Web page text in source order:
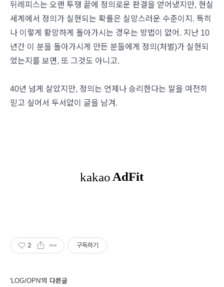
뒤레피스는 오랜 투쟁 끝에 정의로운 판결을 얻어냈지만, 현실
세계에서 정의가 실현되는 확률은 실망스러운 수준이지. 특히
나 이렇게 황망하게 돌아가시는 경우는 방법이 없어. 지난 10
년간 이 분을 돌아가시게 만든 분들에게 정의(처벌)가 실현되
었는지를 보면, 또 그것도 아니고.
40년 넘게 살았지만, 정의는 언제나 승리한다는 말을 여전히
믿고 싶어서 두서없이 글을 남겨.
2 구독하기
'LOG/OPN'의 다른글